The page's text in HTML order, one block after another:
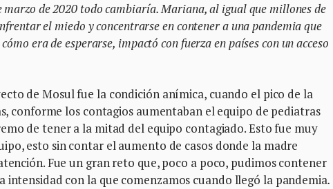
marzo de 2020 todo cambiaría. Mariana, al igual que millones de
el miedo y concentrarse en contener a una pandemia que
era de esperarse, impactó con fuerza en países con un acceso
de Mosul fue la condición anímica, cuando el pico de la
conforme los contagios aumentaban el equipo de pediatras
de tener a la mitad del equipo contagiado. Esto fue muy
esto sin contar el aumento de casos donde la madre
Fue un gran reto que, poco a poco, pudimos contener
con la que comenzamos cuando llegó la pandemia.